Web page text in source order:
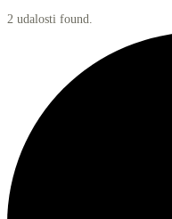
2 udalosti found.